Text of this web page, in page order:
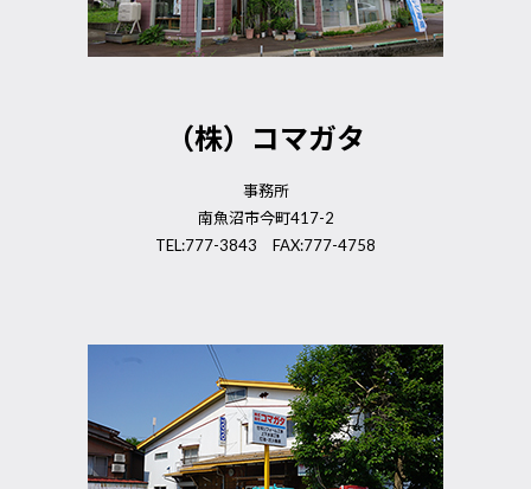
（株）コマガタ
事務所
南魚沼市今町417-2
TEL:777-3843 FAX:777-4758